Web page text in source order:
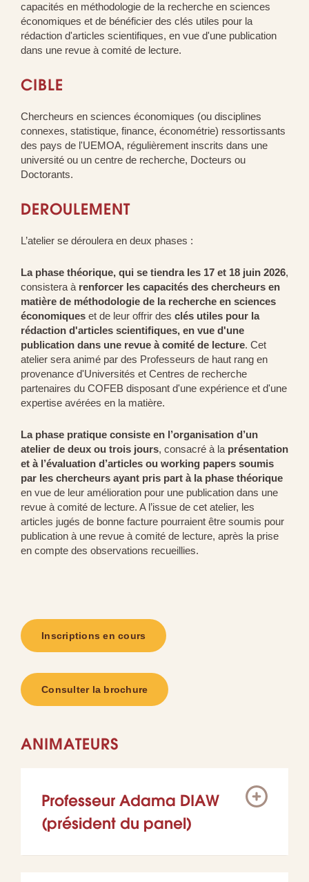
capacités en méthodologie de la recherche en sciences
économiques et de bénéficier des clés utiles pour la
rédaction d'articles scientifiques, en vue d'une publication
dans une revue à comité de lecture.
CIBLE
Chercheurs en sciences économiques (ou disciplines
connexes, statistique, finance, économétrie) ressortissants
des pays de l'UEMOA, régulièrement inscrits dans une
université ou un centre de recherche, Docteurs ou
Doctorants.
DEROULEMENT
L’atelier se déroulera en deux phases :
La phase théorique, qui se tiendra les 17 et 18 juin 2026,
consistera à renforcer les capacités des chercheurs en
matière de méthodologie de la recherche en sciences
économiques et de leur offrir des clés utiles pour la
rédaction d'articles scientifiques, en vue d'une
publication dans une revue à comité de lecture. Cet
atelier sera animé par des Professeurs de haut rang en
provenance d'Universités et Centres de recherche
partenaires du COFEB disposant d'une expérience et d'une
expertise avérées en la matière.
La phase pratique consiste en l’organisation d’un
atelier de deux ou trois jours, consacré à la présentation
et à l’évaluation d’articles ou working papers soumis
par les chercheurs ayant pris part à la phase théorique
en vue de leur amélioration pour une publication dans une
revue à comité de lecture. A l’issue de cet atelier, les
articles jugés de bonne facture pourraient être soumis pour
publication à une revue à comité de lecture, après la prise
en compte des observations recueillies.
Inscriptions en cours
Consulter la brochure
ANIMATEURS
Professeur Adama DIAW
(président du panel)